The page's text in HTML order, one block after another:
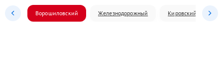
Ворошиловский Железнодорожный Кировский